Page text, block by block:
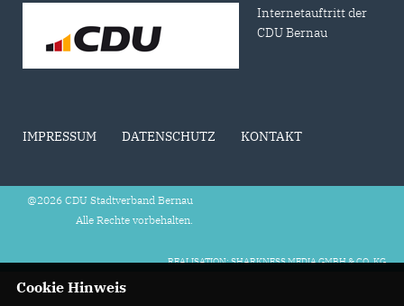
Internetauftritt der
CDU Bernau
IMPRESSUM DATENSCHUTZ KONTAKT
@2026 CDU Stadtverband Bernau
Alle Rechte vorbehalten.
REALISATION: SHARKNESS MEDIA GMBH & CO. KG
Cookie Hinweis